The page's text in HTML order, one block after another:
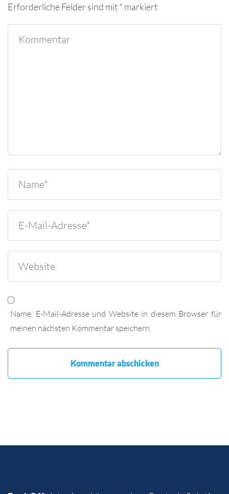
Erforderliche Felder sind mit* markiert
Name, E-Mail-Adresse und Website in diesem Browser für
meinen nächsten Kommentar speichern.